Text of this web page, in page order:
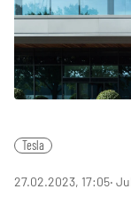
Tesla
27.02.2023, 17:05‧